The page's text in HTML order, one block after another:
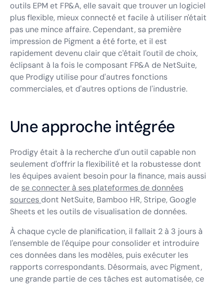
outils EPM et FP&A, elle savait que trouver un logiciel
plus flexible, mieux connecté et facile à utiliser n'était
pas une mince affaire. Cependant, sa première
impression de Pigment a été forte, et il est
rapidement devenu clair que c'était l'outil de choix,
éclipsant à la fois le composant FP&A de NetSuite,
que Prodigy utilise pour d'autres fonctions
commerciales, et d'autres options de l'industrie.
Une approche intégrée
Prodigy était à la recherche d'un outil capable non
seulement d'offrir la flexibilité et la robustesse dont
les équipes avaient besoin pour la finance, mais aussi
de se connecter à ses plateformes de données
sourcesdont NetSuite, Bamboo HR, Stripe, Google
Sheets et les outils de visualisation de données.
À chaque cycle de planification, il fallait 2 à 3 jours à
l'ensemble de l'équipe pour consolider et introduire
ces données dans les modèles, puis exécuter les
rapports correspondants. Désormais, avec Pigment,
une grande partie de ces tâches est automatisée, ce